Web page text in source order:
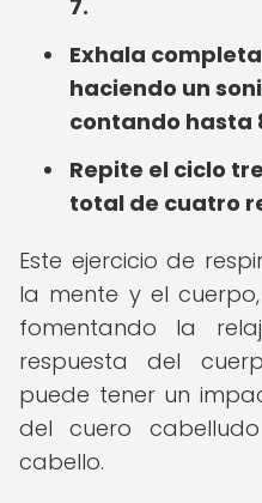
7.
Exhala
haciendo un
contando hasta
Repite el ciclo
total de cuatro
Este ejercicio de
la mente y el
fomentando la
respuesta del
puede tener un
del cuero
cabello.